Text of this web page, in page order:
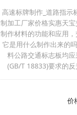
高速标牌制作_道路指示
制加工厂家价格实惠天
制作材料的功能和应用
它是用什么制作出来的
料公路交通标志板均
(GB/T 18833)要求的
价